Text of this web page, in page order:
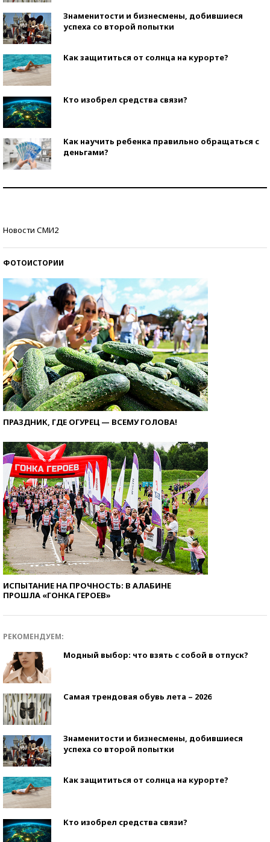
Знаменитости и бизнесмены, добившиеся
успеха со второй попытки
Как защититься от солнца на курорте?
Кто изобрел средства связи?
Как научить ребенка правильно обращаться с
деньгами?
Новости СМИ2
ФОТОИСТОРИИ
ПРАЗДНИК, ГДЕ ОГУРЕЦ — ВСЕМУ ГОЛОВА!
ИСПЫТАНИЕ НА ПРОЧНОСТЬ: В АЛАБИНЕ
ПРОШЛА «ГОНКА ГЕРОЕВ»
РЕКОМЕНДУЕМ:
Модный выбор: что взять с собой в отпуск?
Самая трендовая обувь лета – 2026
Знаменитости и бизнесмены, добившиеся
успеха со второй попытки
Как защититься от солнца на курорте?
Кто изобрел средства связи?